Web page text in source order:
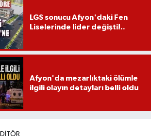
LGS sonucu Afyon'daki Fen
Liselerinde lider değişti!..
Afyon'da mezarlıktaki ölümle
ilgili olayın detayları belli oldu